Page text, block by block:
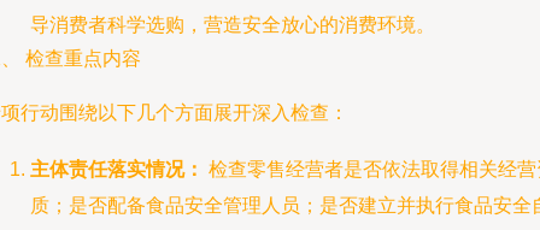
导消费者科学选购，营造安全放心的消费环境。
检查重点内容
行动围绕以下几个方面展开深入检查：
主体责任落实情况： 检查零售经营者是否依法取得相关经营
质；是否配备食品安全管理人员；是否建立并执行食品安全